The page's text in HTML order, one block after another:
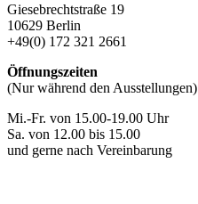
Giesebrechtstraße 19
10629 Berlin
+49(0) 172 321 2661
Öffnungszeiten
(Nur während den Ausstellungen)
Mi.-Fr. von 15.00-19.00 Uhr
Sa. von 12.00 bis 15.00
und gerne nach Vereinbarung